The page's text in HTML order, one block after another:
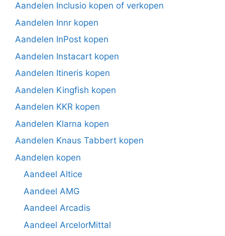
Aandelen Inclusio kopen of verkopen
Aandelen Innr kopen
Aandelen InPost kopen
Aandelen Instacart kopen
Aandelen Itineris kopen
Aandelen Kingfish kopen
Aandelen KKR kopen
Aandelen Klarna kopen
Aandelen Knaus Tabbert kopen
Aandelen kopen
Aandeel Altice
Aandeel AMG
Aandeel Arcadis
Aandeel ArcelorMittal